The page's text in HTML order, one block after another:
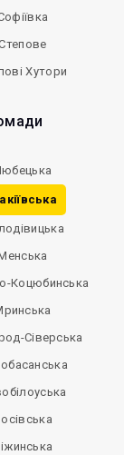
Хутори
Коцюбинська
Сіверська